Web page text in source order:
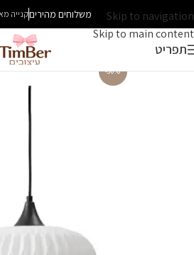
Skip to navigation
Skip to main content
משלוחים מהיריםקנייה
תפריט
-30%